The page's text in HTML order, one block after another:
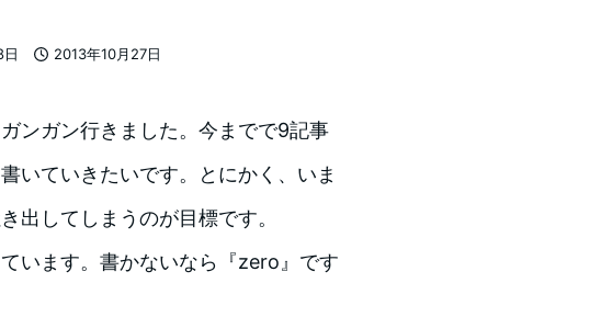
日
2013年10月27日
ンガン行きました。今までで9記事
いていきたいです。とにかく、いま
出してしまうのが目標です。
います。書かないなら『zero』です